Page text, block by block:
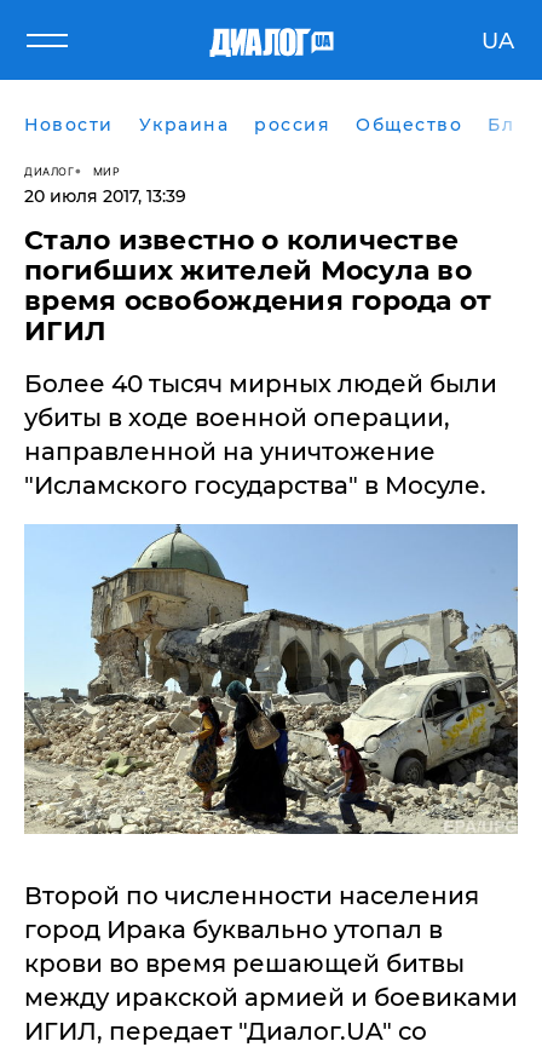
UA
Новости Украина россия Общество
ДИАЛОГ МИР
20 июля 2017, 13:39
Стало известно о количестве
погибших жителей Мосула во
время освобождения города от
ИГИЛ
Более 40 тысяч мирных людей были
убиты в ходе военной операции,
направленной на уничтожение
"Исламского государства" в Мосуле.
Второй по численности населения
город Ирака буквально утопал в
крови во время решающей битвы
между иракской армией и боевиками
ИГИЛ, передает "Диалог.UA" со